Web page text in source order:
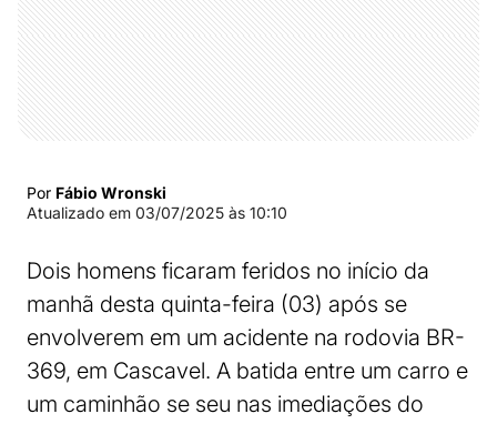
Por Fábio Wronski
Atualizado em 03/07/2025 às 10:10
Dois homens ficaram feridos no início da
manhã desta quinta-feira (03) após se
envolverem em um acidente na rodovia BR-
369, em Cascavel. A batida entre um carro e
um caminhão se seu nas imediações do